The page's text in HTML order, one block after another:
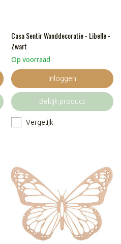
Casa Sentir Wanddecoratie - Libelle -
Zwart
Op voorraad
Inloggen
Bekijk product
Vergelijk